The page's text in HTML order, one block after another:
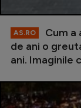
AS.RO
Cum a
de ani o
ani. Imaginile